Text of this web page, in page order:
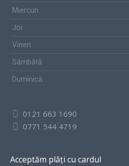
Miercuri
Joi
Vineri
Sâmbătă
Duminică
0121 663 1690
0771 544 4719
Acceptăm plăți cu cardul